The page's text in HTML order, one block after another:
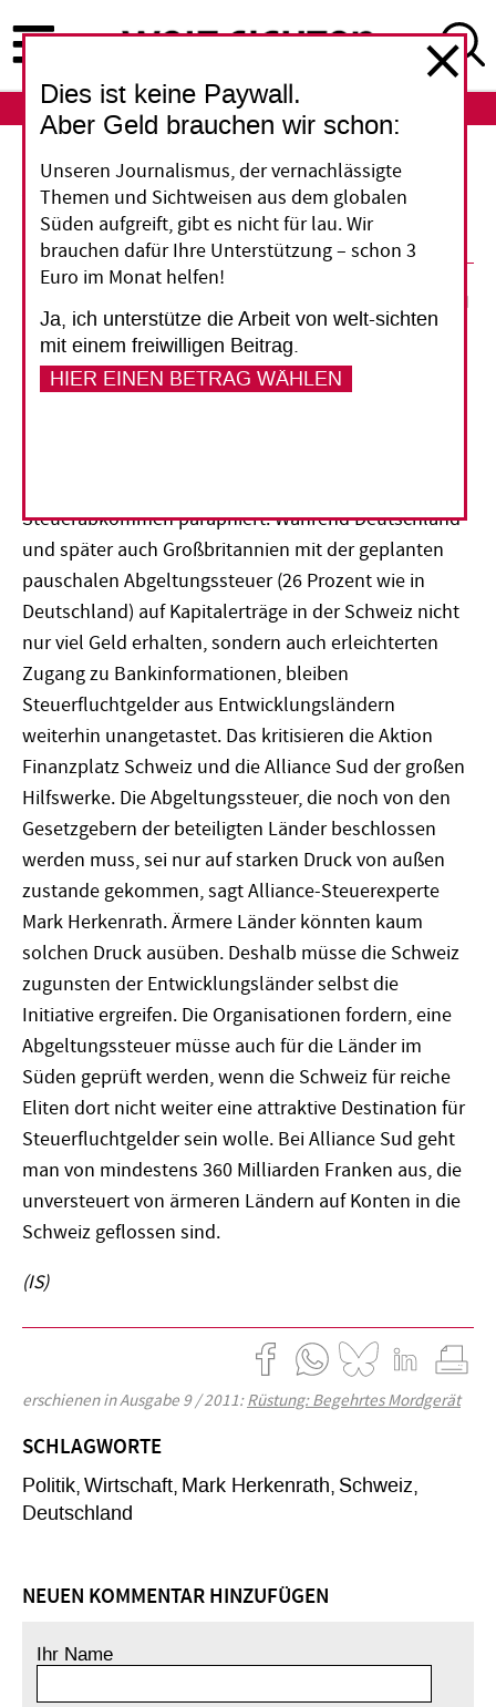
zum
Inhalt
ABO
Abgeltungssteuer lässt
Entwicklungsländer außen vor
15. August 2012
Vorlesen
Steuerabkommen paraphiert. Während Deutschland
und später auch Großbritannien mit der geplanten
pauschalen Abgeltungssteuer (26 Prozent wie in
Deutschland) auf Kapitalerträge in der Schweiz nicht
nur viel Geld erhalten, sondern auch erleichterten
Zugang zu Bankinformationen, bleiben
Steuerfluchtgelder aus Entwicklungsländern
weiterhin unangetastet. Das kritisieren die Aktion
Finanzplatz Schweiz und die Alliance Sud der großen
Hilfswerke. Die Abgeltungssteuer, die noch von den
Gesetzgebern der beteiligten Länder beschlossen
werden muss, sei nur auf starken Druck von außen
zustande gekommen, sagt Alliance-Steuerexperte
Mark Herkenrath. Ärmere Länder könnten kaum
solchen Druck ausüben. Deshalb müsse die Schweiz
zugunsten der Entwicklungsländer selbst die
Initiative ergreifen. Die Organisationen fordern, eine
Abgeltungssteuer müsse auch für die Länder im
Süden geprüft werden, wenn die Schweiz für reiche
Eliten dort nicht weiter eine attraktive Destination für
Steuerfluchtgelder sein wolle. Bei Alliance Sud geht
man von mindestens 360 Milliarden Franken aus, die
unversteuert von ärmeren Ländern auf Konten in die
Schweiz geflossen sind.
(IS)
erschienen in Ausgabe 9 / 2011:Rüstung: Begehrtes Mordgerät
SCHLAGWORTE
Politik Wirtschaft Mark Herkenrath Schweiz
Deutschland
NEUEN KOMMENTAR HINZUFÜGEN
Ihr Name
Dies ist keine Paywall.
Aber Geld brauchen wir schon:
Unseren Journalismus, der vernachlässigte
Themen und Sichtweisen aus dem globalen
Süden aufgreift, gibt es nicht für lau. Wir
brauchen dafür Ihre Unterstützung – schon 3
Euro im Monat helfen!
Ja, ich unterstütze die Arbeit von welt-sichten
mit einem freiwilligen Beitrag.
HIER EINEN BETRAG WÄHLEN